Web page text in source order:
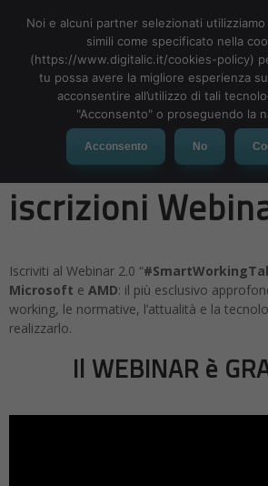
MENU
iscrizioni
Iscriviti al Webinar 2.0 “
Microsoft e AMD: il più esclusivo
working, le normative, l’attualità e la
realizzarlo.
Il WEBINAR è
Noi e alcuni partner selezionati
simili come specificato nella
(https://www.digitalic.it/cookies-policy)
tu possa avere la migliore esperienza
acconsentire all’utilizzo di tali
"Acconsento" o proseguendo la
Acconsento No